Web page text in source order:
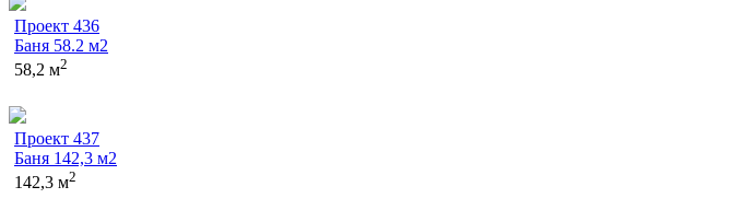
Проект 436
Баня 58.2 м2
58,2 м2
Проект 437
Баня 142,3 м2
142,3 м2